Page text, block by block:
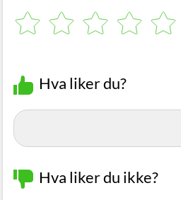
Hva liker du?
Hva liker du ikke?